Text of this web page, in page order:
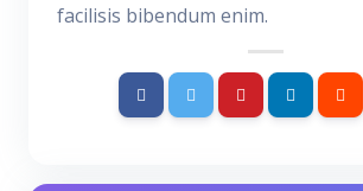
facilisis bibendum enim.